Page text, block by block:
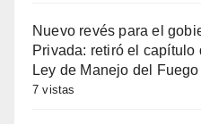
Nuevo revés para el
Privada: retiró el
Ley de Manejo del Fuego
7 vistas